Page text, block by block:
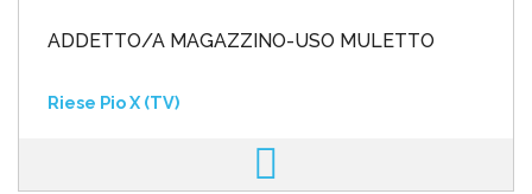
ADDETTO/A MAGAZZINO-USO MULETTO
Riese Pio X (TV)